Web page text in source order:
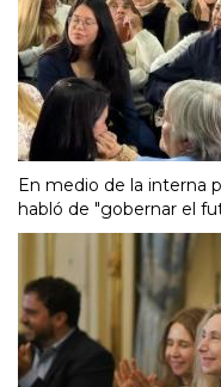
En medio de la interna
habló de "gobernar el